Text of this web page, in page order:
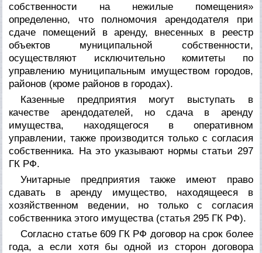
собственности на нежилые помещения»
определенно, что полномочия арендодателя при
сдаче помещений в аренду, внесенных в реестр
объектов муниципальной собственности,
осуществляют исключительно комитеты по
управлению муниципальным имуществом городов,
районов (кроме районов в городах).
Казенные предприятия могут выступать в
качестве арендодателей, но сдача в аренду
имущества, находящегося в оперативном
управлении, также производится только с согласия
собственника. На это указывают нормы статьи 297
ГК РФ.
Унитарные предприятия также имеют право
сдавать в аренду имущество, находящееся в
хозяйственном ведении, но только с согласия
собственника этого имущества (статья 295 ГК РФ).
Согласно статье 609 ГК РФ договор на срок более
года, а если хотя бы одной из сторон договора